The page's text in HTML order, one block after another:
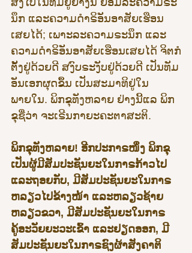
ນຶກ ແລະຄວາມດຳຣິອັນອາສັຍເຮືອນ
ເສຍໄດ້; ເພາະລະຄວາມຣະນຶກ ແລະ
ຄວາມດຳຣິອັນອາສັຍເຮືອນເສຍໄດ້ ຈິຕກໍ
ຕັ້ງຢູ່ດ້ວຍດີ ສງົບຣະງັບຢູ່ດ້ວຍດີ ເປັນທັມ
ອັນເອກຜຸດຂຶ້ນ ເປັນສະມາທິຢູ່ໃນ
ພາຍໃນ. ພິກຂຸທັງຫລາຍ ຢ່າງນີ້ແລ ພິກ
ຂຸຊື່ວ່າ ຈະເຣີນກາຍະຄະຕາສະຕິ.
ພິກຂຸທັງຫລາຍ! ອີກປະກາຣໜຶ່ງ ພິກຂຸ
ເປັນຜູ້ມີສັມປະຊັນຍະໃນກາຣກ້າວໄປ
ແລະຖອຍກັບ, ມີສັມປະຊັນຍະໃນກາຣ
ຫລຽວໄປຂ້າງໜ້າ ແລະຫລຽວຊ້າຍ
ຫລຽວຂວາ, ມີສັມປະຊັນຍະໃນກາຣ
ຄູ້ອະວັຍຍະວະເຂົ້າ ແລະຢຽດອອກ, ມີ
ສັມປະຊັນຍະໃນກາຣຊົງຜ້າສັງຄາຕິ